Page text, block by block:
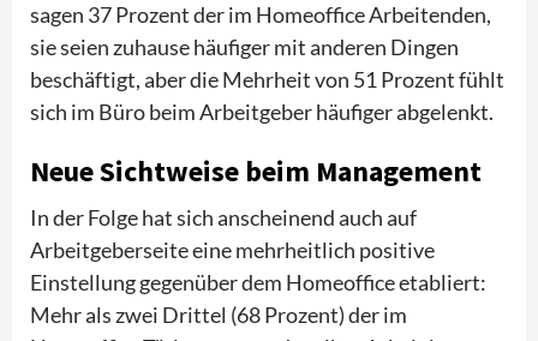
sagen 37 Prozent der im Homeoffice Arbeitenden,
sie seien zuhause häufiger mit anderen Dingen
beschäftigt, aber die Mehrheit von 51 Prozent fühlt
sich im Büro beim Arbeitgeber häufiger abgelenkt.
Neue Sichtweise beim Management
In der Folge hat sich anscheinend auch auf
Arbeitgeberseite eine mehrheitlich positive
Einstellung gegenüber dem Homeoffice etabliert:
Mehr als zwei Drittel (68 Prozent) der im